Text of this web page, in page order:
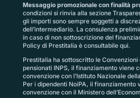
Messaggio promozionale con finalità
condizioni si rinvia alla sezione
gli importi sono sempre soggetti a
dell’intermediario. La consulenza
in caso di non sottoscrizione del
Policy di Prestitalia è consultabile qui.
Prestitalia ha sottoscritto le Convenzioni
pensionati INPS, il finanziamento viene
convenzione con l’Istituto Nazionale
Per i dipendenti NoiPA, il finanziamento
convenzione con il Ministero